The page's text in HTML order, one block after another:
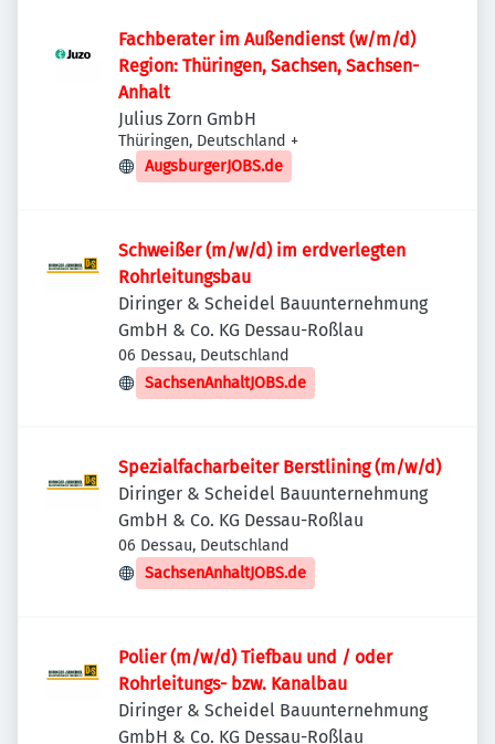
Fachberater im Außendienst (w/m/d)
Region: Thüringen, Sachsen, Sachsen-
Anhalt
Julius Zorn GmbH
Thüringen, Deutschland +
AugsburgerJOBS.de
Schweißer (m/w/d) im erdverlegten
Rohrleitungsbau
Diringer & Scheidel Bauunternehmung
GmbH & Co. KG Dessau-Roßlau
06 Dessau, Deutschland
SachsenAnhaltJOBS.de
Spezialfacharbeiter Berstlining (m/w/d)
Diringer & Scheidel Bauunternehmung
GmbH & Co. KG Dessau-Roßlau
06 Dessau, Deutschland
SachsenAnhaltJOBS.de
Polier (m/w/d) Tiefbau und / oder
Rohrleitungs- bzw. Kanalbau
Diringer & Scheidel Bauunternehmung
GmbH & Co. KG Dessau-Roßlau